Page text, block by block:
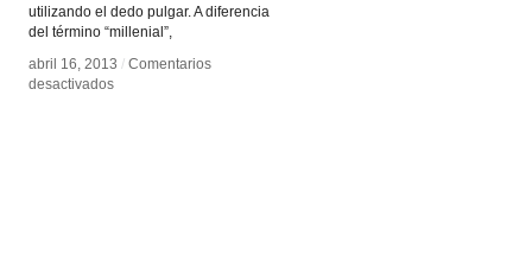
utilizando el dedo pulgar. A diferencia
del término “millenial”,
abril 16, 2013 / Comentarios
desactivadosen
abril 16, 2013 / Comentarios
desactivadosen